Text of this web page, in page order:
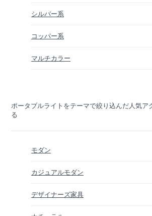
シルバー系
コッパー系
マルチカラー
ポータブルライトをテーマで絞り込んだ人気ア
る
モダン
カジュアルモダン
デザイナーズ家具